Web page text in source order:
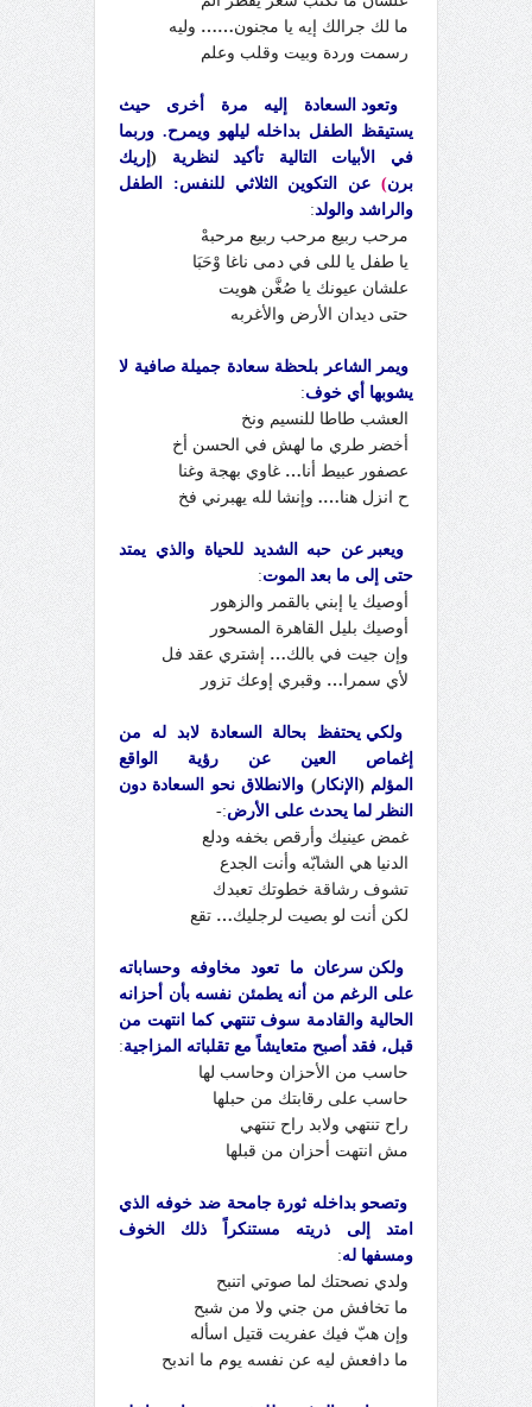
ما لك جرالك إيه يا مجنون…… وليه
رسمت وردة وبيت وقلب وعلم
وتعود السعادة إليه مرة أخرى حيث
يستيقظ الطفل بداخله ليلهو ويمرح. وربما
في الأبيات التالية تأكيد
لنظرية ( إريك
برن)
عن التكوين الثلاثي للنفس: الطفل
والراشد والولد:
مرحب ربيع مرحب ربيع مرحبهْ
يا طفل يا للى في دمى ناغا وْحَبَا
علشان عيونك يا صُغَّن هويت
حتى ديدان الأرض والأغربه
ويمر الشاعر بلحظة سعادة جميلة صافية لا
يشوبها أي خوف:
العشب طاطا للنسيم ونخ
أخضر طري ما لهش في الحسن أخ
عصفور عبيط أنا… غاوي بهجة وغنا
ح انزل هنا…. وإنشا لله يهبرني فخ
ويعبر عن حبه الشديد للحياة والذي يمتد
حتى إلى ما بعد الموت:
أوصيك يا إبني بالقمر والزهور
أوصيك بليل القاهرة المسحور
وإن جيت في بالك…
إشتري عقد فل
لأي سمرا … وقبري إوعك تزور
ولكي يحتفظ بحالة السعادة لابد له من
إغماص العين عن رؤية الواقع
المؤلم ( الإنكار) والانطلاق نحو السعادة دون
النظر لما يحدث على الأرض:-
غمض عينيك وأرقص بخفه ودلع
الدنيا هي الشابّه وأنت الجدع
تشوف رشاقة خطوتك تعبدك
لكن أنت لو بصيت لرجليك… تقع
ولكن سرعان ما تعود مخاوفه وحساباته
على الرغم من أنه يطمئن نفسه بأن أحزانه
الحالية والقادمة سوف تنتهي كما انتهت من
قبل، فقد أصبح متعايشاً مع تقلباته المزاجية:
حاسب من الأحزان وحاسب لها
حاسب على رقابتك من حبلها
راح تنتهي ولابد راح تنتهي
مش انتهت أحزان من قبلها
وتصحو بداخله ثورة جامحة ضد خوفه الذي
امتد إلى ذريته مستنكراً ذلك الخوف
ومسفها له:
ولدي نصحتك لما صوتي اتنبح
ما تخافش من جني ولا من شبح
وإن هبّ فيك عفريت قتيل اسأله
ما دافعش ليه عن نفسه يوم ما اندبح